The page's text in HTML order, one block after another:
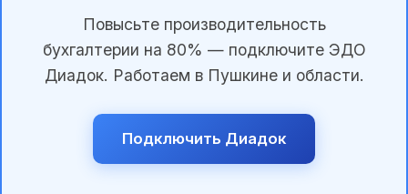
Повысьте производительность
бухгалтерии на 80% — подключите ЭДО
Диадок. Работаем в Пушкине и области.
Подключить Диадок